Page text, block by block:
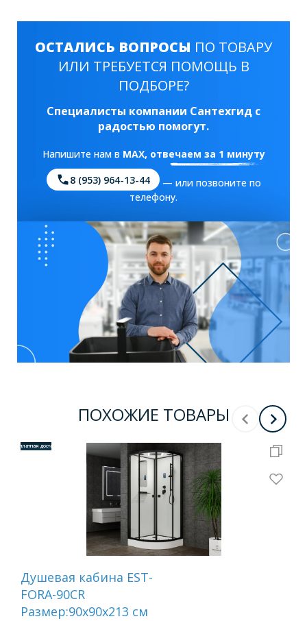
ОСТАЛИСЬ ВОПРОСЫ ПО ТОВАРУ
ИЛИ ТРЕБУЕТСЯ ПОМОЩЬ В
ПОДБОРЕ?
Специалисты компании Сантехгид с
радостью помогут.
Напишите нам в MAX, отвечаем за 1 минуту
8 (953) 964-13-44
— или позвоните по
телефону.
ПОХОЖИЕ ТОВАРЫ
Бесплатная доставка
Душевая кабина EST-
FORA-90CR
Размер:90х90х213 см
Бесплатная